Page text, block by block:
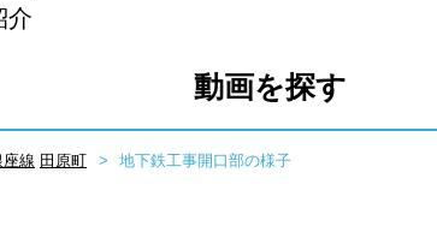
介
動画を探す
座線 田原町 地下鉄工事開口部の様子